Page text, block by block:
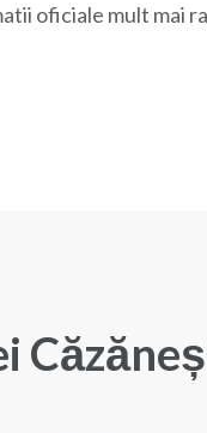
oficiale mult mai